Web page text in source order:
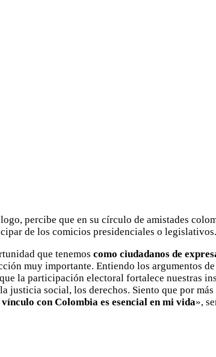
percibe que en su círculo de amistades
de los comicios presidenciales o legislativos.
que tenemos como ciudadanos de
muy importante. Entiendo los argumentos
la participación electoral fortalece nuestras
justicia social, los derechos. Siento que por
vínculo con Colombia es esencial en mi vida»,